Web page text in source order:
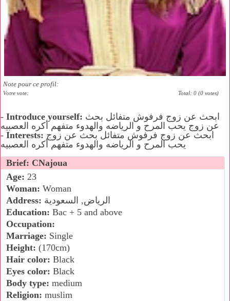
Note pour ce profil:
Votre vote: Total: 0 (0 votes)
- Introduce yourself:
عن زوج يحب المرح و الرياضه والهدوء متفهم أكره العصبيه
- Interests:
يحب المرح و الرياضه والهدوء متفهم أكره العصبيه
Brief: CNajoua
Age: 23
Woman: Woman
Address: الرياض, السعودية
Education: Bac + 5 and above
Occupation:
Marriage: Single
Height: (170cm)
Hair color: Black
Eyes color: Black
Body type: medium
Religion: muslim